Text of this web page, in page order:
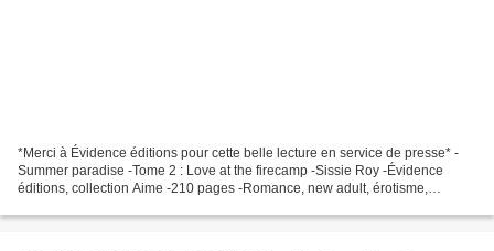
*Merci à Évidence éditions pour cette belle lecture en service de presse* -
Summer paradise -Tome 2 : Love at the firecamp -Sissie Roy -Évidence
éditions, collection Aime -210 pages -Romance, new adult, érotisme,